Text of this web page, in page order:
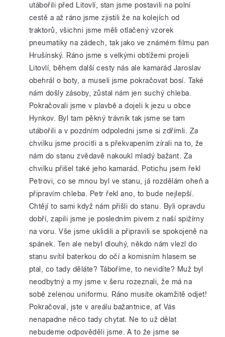
utábořili před Litovlí, stan jsme postavili na polní
cestě a až ráno jsme zjistili že na kolejích od
traktorů, všichni jsme měli otlačený vzorek
pneumatiky na zádech, tak jako ve známém filmu pan
Hrušínský. Ráno jsme s velkými obtížemi projeli
Litovlí, během další cesty nás ale kamarád Jaroslav
obehrál o boty, a museli jsme pokračovat bosí. Také
nám došly zásoby, zůstal nám jen suchý chleba.
Pokračovali jsme v plavbě a dojeli k jezu u obce
Hynkov. Byl tam pěkný trávník tak jsme se tam
utábořili a v pozdním odpoledni jsme si zdřímli. Za
chvilku jsme procitli a s překvapením zírali na to, že
nám do stanu zvědavě nakoukl mladý bažant. Za
chvilku přišel také jeho kamarád. Potichu jsem řekl
Petrovi, co se mnou byl ve stanu, já rozdělám oheň a
připravím chleba. Petr řekl ano, to bude nejlepší.
Chtějí to sami když nám přišli do stanu. Byli opravdu
dobří, zapili jsme je posledním pivem z naší spižírny
na voru. Vše jsme uklidili a připravili se spokojeně na
spánek. Ten ale nebyl dlouhý, někdo nám vlezl do
stanu svítil baterkou do očí a komisním hlasem se
ptal, co tady děláte? Táboříme, to nevidíte? Muž byl
neodbytný a my jsme v šeru rozeznali, že má na
sobě zelenou uniformu. Ráno musíte okamžitě odjet!
Pokračoval, jste v areálu bažantnice, ať Vás
nenapadne něco tady chytat. Ne to už dělat
nebudeme odpověděli jsme. A to že jsme se